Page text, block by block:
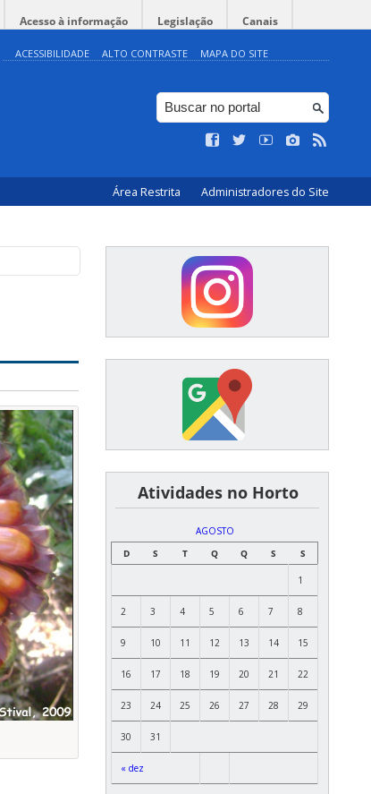
Acesso à informação Legislação Canais
ACESSIBILIDADE ALTO CONTRASTE MAPA DO SITE
Área Restrita Administradores do Site
͏ ͏ ͏ ͏ ͏ ͏Atividades no Horto
AGOSTO
D
S T Q Q S S
« dez
1
2 3 4 5 6 7 8
9 10 11 12 13 14 15
16 17 18 19 20 21 22
23 24 25 26 27 28 29
30 31